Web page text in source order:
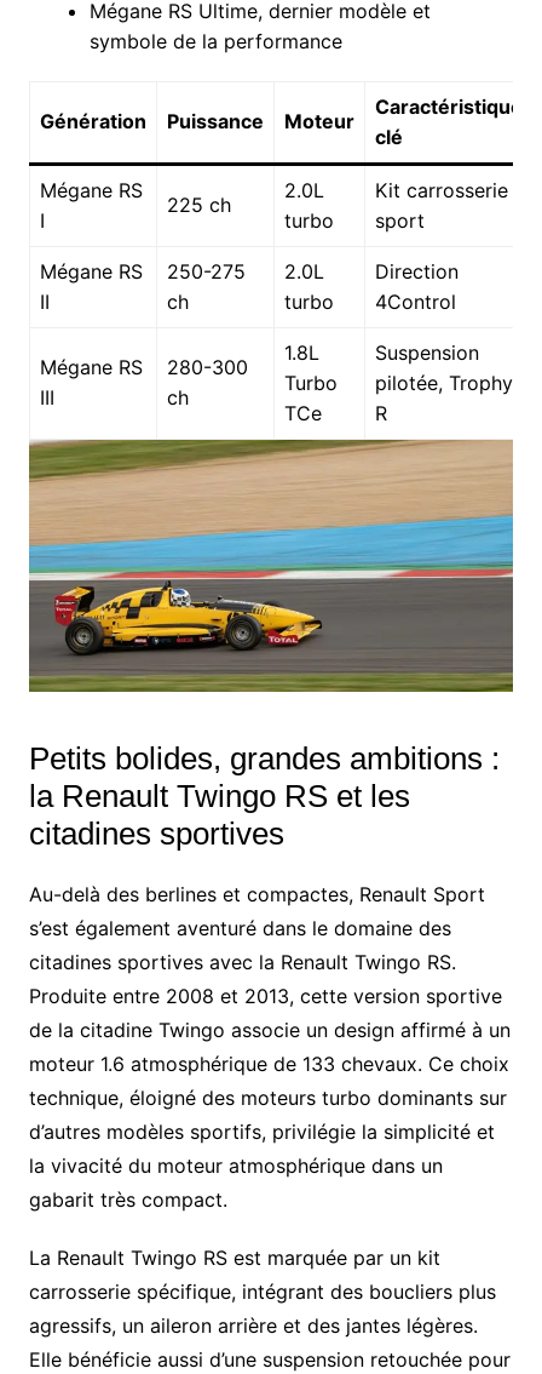
Mégane RS Ultime, dernier modèle et
symbole de la performance
Génération Puissance Moteur
Caractéristique
clé
Mégane RS
I
225 ch
2.0L
turbo
Kit carrosserie
sport
Mégane RS
II
250-275
ch
2.0L
turbo
Direction
4Control
Mégane RS
III
280-300
ch
1.8L
Turbo
TCe
Suspension
pilotée, Trophy-
R
Petits bolides, grandes ambitions :
la Renault Twingo RS et les
citadines sportives
Au-delà des berlines et compactes, Renault Sport
s’est également aventuré dans le domaine des
citadines sportives avec la Renault Twingo RS.
Produite entre 2008 et 2013, cette version sportive
de la citadine Twingo associe un design affirmé à un
moteur 1.6 atmosphérique de 133 chevaux. Ce choix
technique, éloigné des moteurs turbo dominants sur
d’autres modèles sportifs, privilégie la simplicité et
la vivacité du moteur atmosphérique dans un
gabarit très compact.
La Renault Twingo RS est marquée par un kit
carrosserie spécifique, intégrant des boucliers plus
agressifs, un aileron arrière et des jantes légères.
Elle bénéficie aussi d’une suspension retouchée pour